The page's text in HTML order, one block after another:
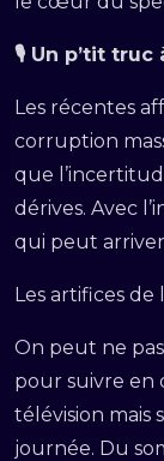
🎙 Un p’tit truc
Les récentes
corruption
que
dérives. Avec
qui peut
Les artifices de
On peut ne
pour suivre en
télévision mais
journée. Du